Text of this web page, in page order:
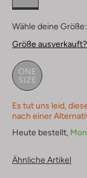
Wähle deine Größe:
Größe ausverkauft?
ONE
SIZE
Es tut uns leid,
nach einer
Heute bestellt,
Ähnliche Artikel